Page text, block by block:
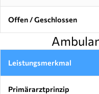
Offen / Geschlossen
Leistungsmerkmal
Primärarztprinzip